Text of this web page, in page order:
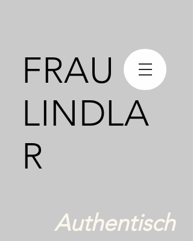
FRAU
LINDLA
R
Authentisch